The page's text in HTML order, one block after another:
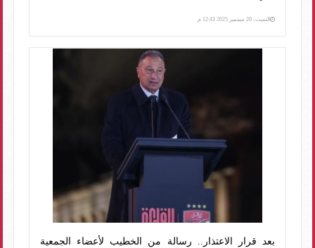
السبت، 20 سبتمبر 2025 12:43 م
بعد قرار الاعتذار.. رسالة من الخطيب لأعضاء الجمعية